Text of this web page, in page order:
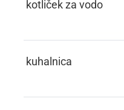
kotliček za vodo
kuhalnica